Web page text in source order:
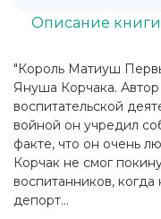
"Король Матиуш
Януша Корчака.
воспитательской
войной он учредил
факте, что он очень
Корчак не смог
воспитанников,
депорт...
Описание книги